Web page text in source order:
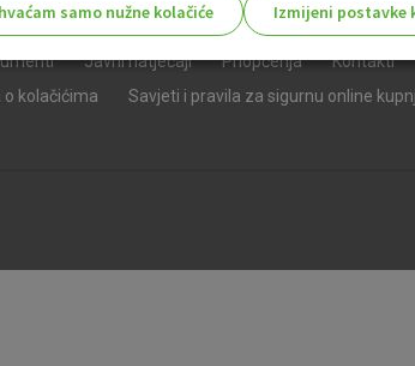
Javni natječaji Priopćenja
Kontakti
o kolačićima
Savjeti i pravila za sigurnu online
samo nužne kolačiće
Izmijeni postavke